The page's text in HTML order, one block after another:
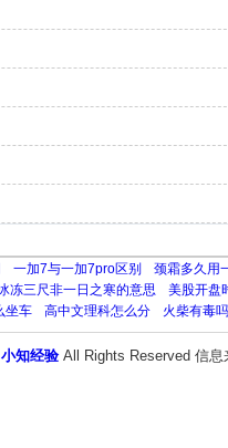
一加7与一加7pro区别 颈霜多久用
冻三尺非一日之寒的意思 美股开盘
坐车 高中文理科怎么分 火柴有毒吗
小知经验All Rights Reserved 信息